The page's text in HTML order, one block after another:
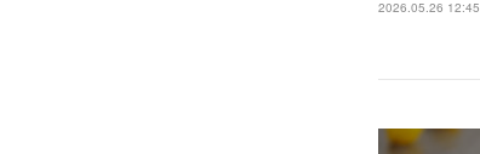
2026.05.26 12:45